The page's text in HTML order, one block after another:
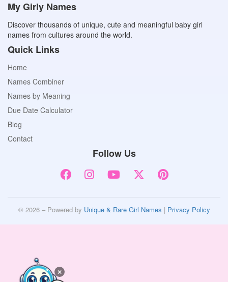
My Girly Names
Discover thousands of unique, cute and meaningful baby girl
names from cultures around the world.
Quick Links
Home
Names Combiner
Names by Meaning
Due Date Calculator
Blog
Contact
Follow Us
© 2026 – Powered by Unique & Rare Girl Names | Privacy Policy